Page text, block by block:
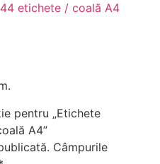
etichete / coală A4
pentru „Etichete
A4”
Câmpurile